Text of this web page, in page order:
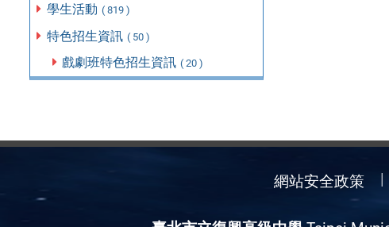
學生活動 ( 819 )
特色招生資訊 ( 50 )
戲劇班特色招生資訊 ( 20 )
網站安全政策